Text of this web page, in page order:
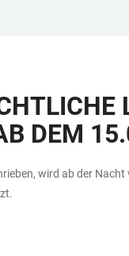
DEM
wird ab der